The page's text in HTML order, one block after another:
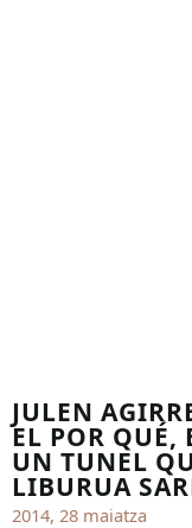
JULEN
EL POR QUÉ,
UN TUNEL
LIBURUA
2014, 28 maiatza